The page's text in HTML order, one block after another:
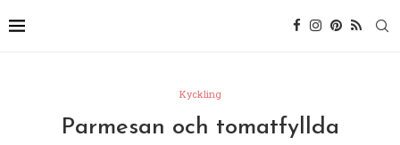
Kyckling
Parmesan och tomatfyllda